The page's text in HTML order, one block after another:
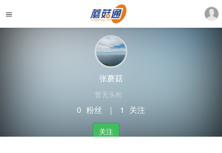
张蘑菇
暂无头衔
0 粉丝 ｜ 1 关注
关注